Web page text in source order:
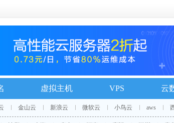
虚拟主机 VPS 云
金山云 新浪云 微软云 小鸟云 aws